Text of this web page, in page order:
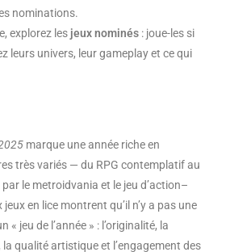
nominations.
explorez les jeux nominés : joue-les si
leurs univers, leur gameplay et ce qui
marque une année riche en
très variés — du RPG contemplatif au
le metroidvania et le jeu d’action–
en lice montrent qu’il n’y a pas une
« jeu de l’année » : l’originalité, la
qualité artistique et l’engagement des